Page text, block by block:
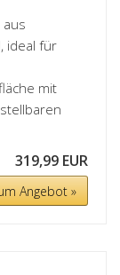
aus
ideal für
mit
319,99 EUR
Angebot »